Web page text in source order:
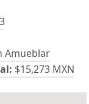
3
Amueblar
$15,273 MXN